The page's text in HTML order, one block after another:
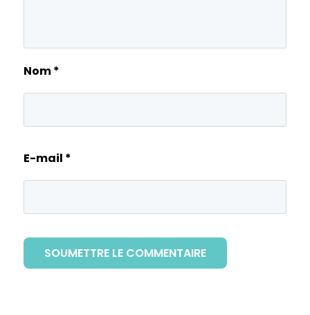
Nom*
E-mail *
SOUMETTRE LE COMMENTAIRE